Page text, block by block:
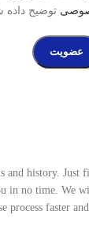
توضیح
عضویت
and history. Just
in no time. We
process faster and